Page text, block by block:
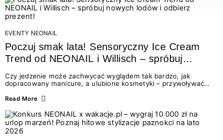
EVENTY NEONAIL
Poczuj smak lata! Sensoryczny Ice Cream
Trend od NEONAIL i Willisch – spróbuj
nowych lodów i odbierz prezent!
Czy jedzenie może zachwycać wyglądem tak bardzo, jak
dopracowany manicure, a ulubione kosmetyki – przywoływać
świata beauty i oszałamiających deserów to coś więcej niż
zmysłami: przez soczysty kolor, aksamitną teksturę,
orzeźwiający zapach i słodki akcent na podniebieniu. Tego lata
NEONAIL łączy siły z marką Willisch, tworząc unikalny projekt
na styku jedzenia i piękna....
Read More